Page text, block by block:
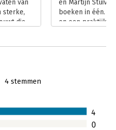
van
sterke,
die
hun
en Martijn
boeken in één.
en een
4 stemmen
4
0